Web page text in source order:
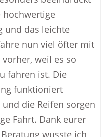
hochwertige
und das leichte
nun viel öfter mit
vorher, weil es so
fahren ist. Die
funktioniert
die Reifen sorgen
Fahrt. Dank eurer
wusste ich